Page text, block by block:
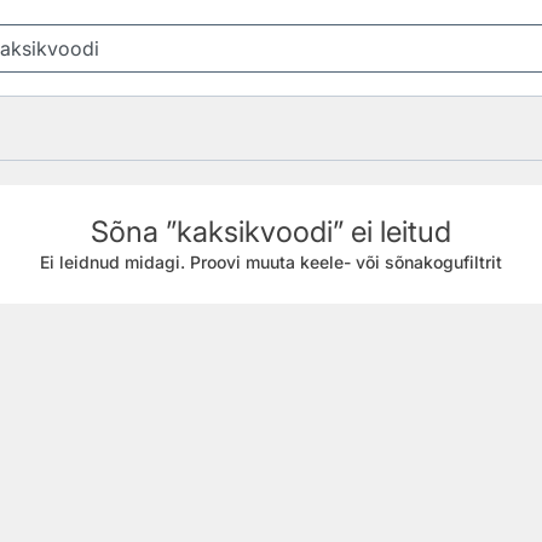
Sõna ”kaksikvoodi” ei leitud
Ei leidnud midagi. Proovi muuta keele- või sõnakogufiltrit